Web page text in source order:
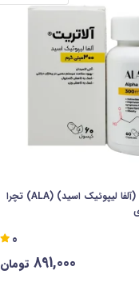
کپسول آلاتریت (آلفا لیپوئیک اسید) (ALA) تچرا
0
891,000 تومان